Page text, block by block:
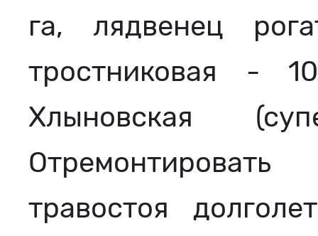
га, лядвенец
тростниковая -
Хлыновская
травостоя